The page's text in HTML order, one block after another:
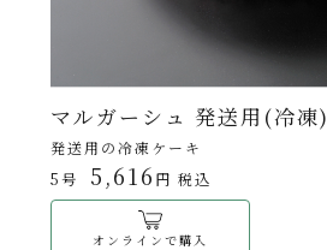
マルガーシュ 発送用(冷凍)
発送用の冷凍ケーキ
5号
5,616 円 税込
オンラインで購入